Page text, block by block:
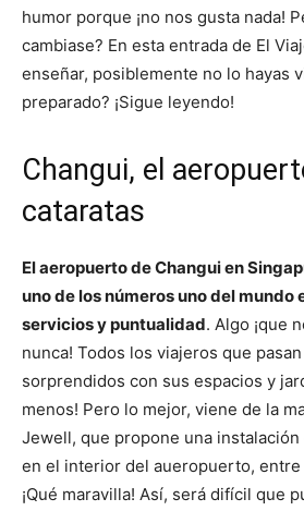
humor porque ¡no nos gusta nada!
cambiase? En esta entrada de El
enseñar, posiblemente no lo hayas
preparado? ¡Sigue leyendo!
Changui, el
cataratas
El aeropuerto de Changui en
uno de los números uno del mundo
servicios y puntualidad. Algo ¡que
nunca! Todos los viajeros que
sorprendidos con sus espacios y
menos! Pero lo mejor, viene de la
Jewell, que propone una instalación
en el interior del aueropuerto,
¡Qué maravilla! Así, será difícil que